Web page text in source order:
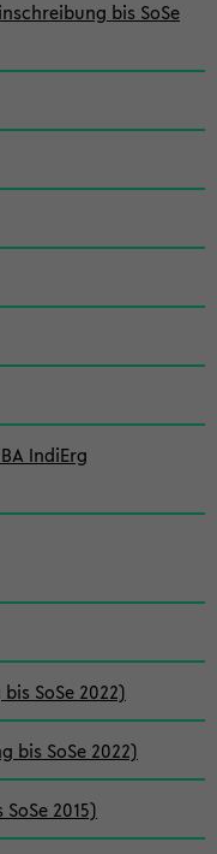
bis SoSe
IndiErg
SoSe 2022)
bis SoSe 2022)
2015)